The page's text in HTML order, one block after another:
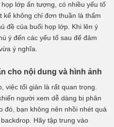
lớp ấn tượng, có nhiều yếu tố
kế không chỉ đơn thuần là thẩm
đề của buổi họp lớp. Khi lên ý
ý đến các yếu tố sau để đảm
ý nghĩa.
cho nội dung và hình ảnh
việc tối giản là rất quan trọng.
người xem dễ dàng bị phân
đó, bạn không nên nhồi nhét quá
Hãy tập trung vào